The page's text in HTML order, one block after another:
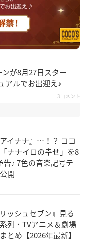
が8月27日スター
アルでお出迎え♪
3コメント
イナナ』…！？ ココ
ナナイロの幸せ」を8
告♪ 7色の音楽記号テ
開
リッシュセブン』見る
列・TVアニメ＆劇場
とめ【2026年最新】